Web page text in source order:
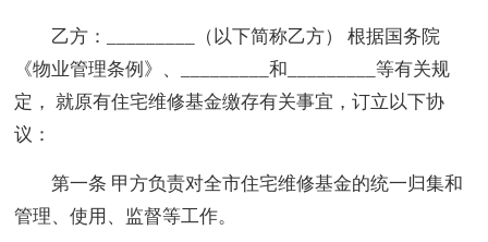
乙方：_________（以下简称乙方） 根据国务院
《物业管理条例》、_________和_________等有关规
定， 就原有住宅维修基金缴存有关事宜，订立以下协
议：
第一条 甲方负责对全市住宅维修基金的统一归集和
管理、使用、监督等工作。